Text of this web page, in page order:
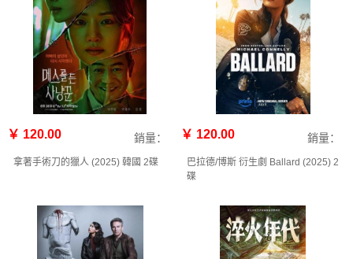
￥ 120.00 銷量：
拿著手術刀的獵人 (2025) 韓國 2碟
￥ 120.00 銷量：
巴拉德/博斯 衍生劇 Ballard‎ (2025) 2
碟